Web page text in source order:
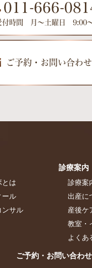
011-666-
付時間 月～土曜日 9:00
ご予約・お問い合わせ
とは
ール
ンサル
診療案内
診療案
出産に
産後ケ
教室・
よくあ
ご予約・お問い合わせ